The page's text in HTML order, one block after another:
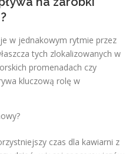
w jednakowym rytmie przez
tych zlokalizowanych w
promenadach czy
kluczową rolę w
czas dla kawiarni z